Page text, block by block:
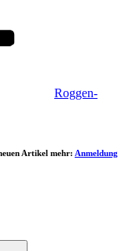
Roggen-
Artikel mehr: Anmeldung